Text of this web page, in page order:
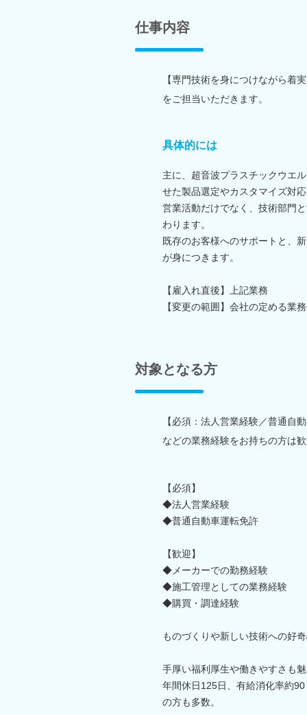
仕事内容
【専門技術を身につけながら着
をご担当いただきます。
具体的には
主に、超音波プラスチックウエ
せた製品選定やカスタマイズ対
営業活動だけでなく、技術部門
わります。
既存のお客様へのサポートと、
が身につきます。
【雇入れ直後】上記業務
【変更の範囲】会社の定める業
対象となる方
【必須：法人営業経験／普通自
などの業務経験をお持ちの方は
【必須】
◆法人営業経験
◆普通自動車運転免許
【歓迎】
◆メーカーでの勤務経験
◆施工管理としての業務経験
◆購買・調達経験
ものづくりや新しい技術への好
手厚い福利厚生や働きやすさも
年間休日125日、有給消化率約
の方も多数。